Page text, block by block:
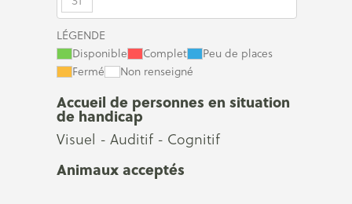
LÉGENDE
Disponible
Complet
Peu de places
Fermé
Non renseigné
Accueil de personnes en situation
de handicap
Visuel - Auditif - Cognitif
Animaux acceptés